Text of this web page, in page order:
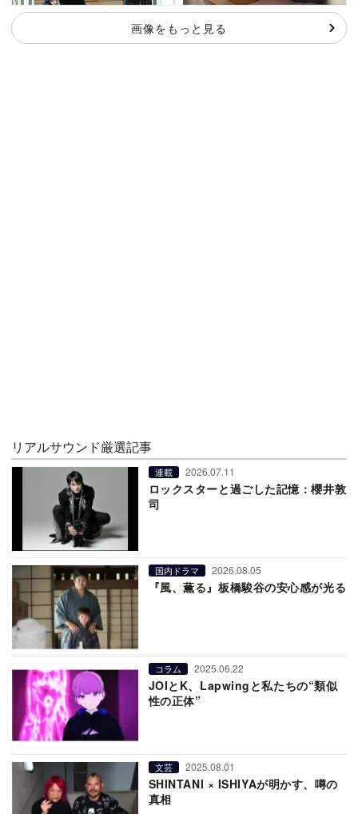
画像をもっと見る
リアルサウンド厳選記事
連載 2026.07.11
ロックスターと過ごした記憶：櫻井敦
司
国内ドラマ 2026.08.05
『風、薫る』板橋駿谷の安心感が光る
コラム 2025.06.22
JOIとK、Lapwingと私たちの“類似
性の正体”
文芸 2025.08.01
SHINTANI × ISHIYAが明かす、噂の
真相